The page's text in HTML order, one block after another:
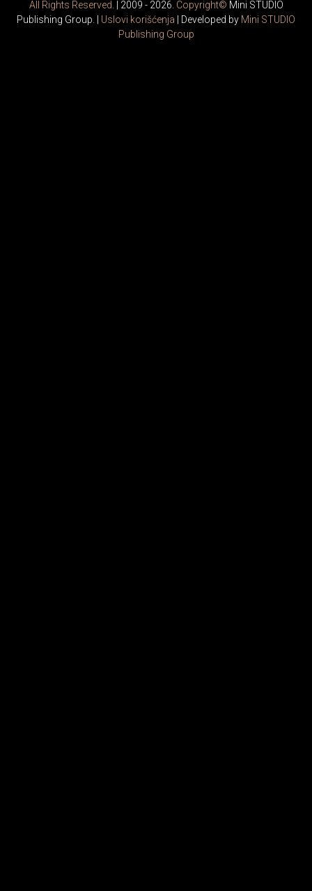
All Rights Reserved. | 2009 - 2026. Copyright© Mini STUDIO
Publishing Group. | Uslovi korišćenja | Developed by Mini STUDIO
Publishing Group